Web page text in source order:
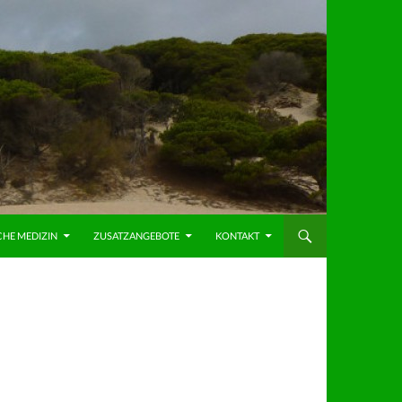
MEDIZIN ZUSATZANGEBOTE KONTAKT